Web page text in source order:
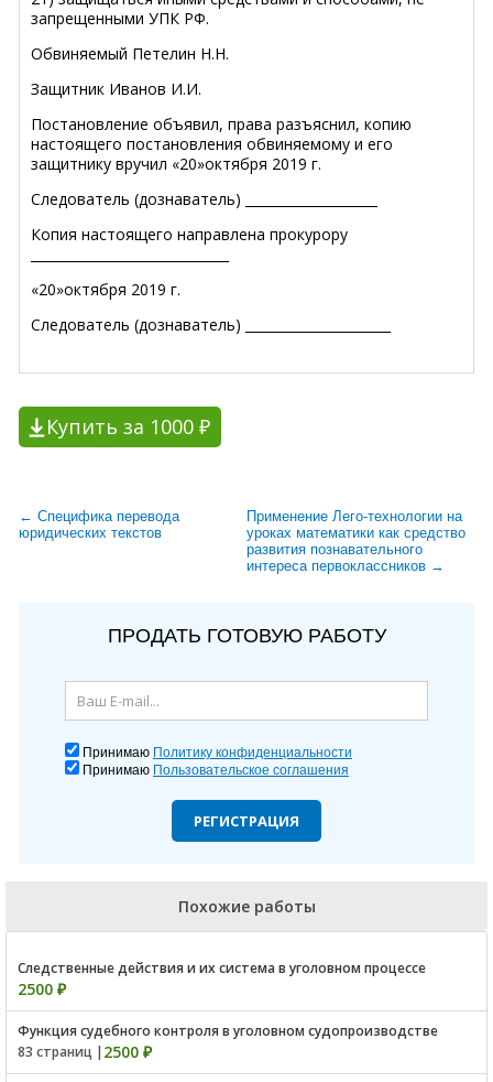
запрещенными УПК РФ.
Обвиняемый Петелин Н.Н.
Защитник Иванов И.И.
Постановление объявил, права разъяснил, копию
настоящего постановления обвиняемому и его
защитнику вручил «20»октября 2019 г.
Следователь (дознаватель) ____________________
Копия настоящего направлена прокурору
«20»октября 2019 г.
Следователь (дознаватель) ______________________
Купить за 1000 ₽
← Специфика перевода
юридических текстов
Применение Лего-технологии на
уроках математики как средство
развития познавательного
интереса первоклассников →
ПРОДАТЬ ГОТОВУЮ РАБОТУ
Принимаю Политику конфиденциальности
Принимаю Пользовательское соглашения
РЕГИСТРАЦИЯ
Похожие работы
Следственные действия и их система в уголовном процессе
2500 ₽
Функция судебного контроля в уголовном судопроизводстве
83 страниц | 2500 ₽